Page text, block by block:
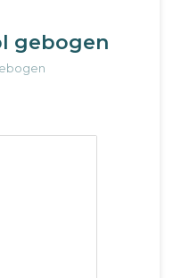
gebogen